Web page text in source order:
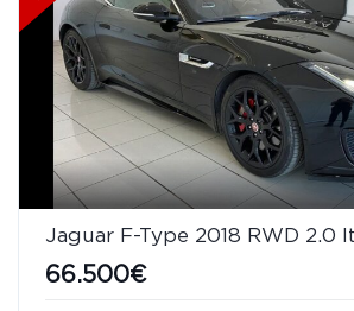
66.500€